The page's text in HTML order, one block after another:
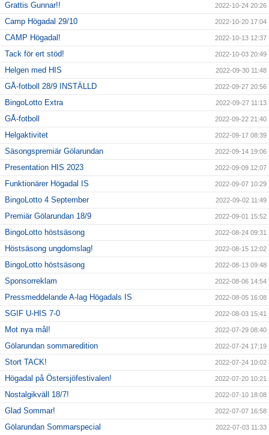
Grattis Gunnar!! 2022-10-24 20:26
Camp Högadal 29/10 2022-10-20 17:04
CAMP Högadal! 2022-10-13 12:37
Tack för ert stöd! 2022-10-03 20:49
Helgen med HIS 2022-09-30 11:48
GÅ-fotboll 28/9 INSTÄLLD 2022-09-27 20:56
BingoLotto Extra 2022-09-27 11:13
GÅ-fotboll 2022-09-22 21:40
Helgaktivitet 2022-09-17 08:39
Säsongspremiär Gölarundan 2022-09-14 19:06
Presentation HIS 2023 2022-09-09 12:07
Funktionärer Högadal IS 2022-09-07 10:29
BingoLotto 4 September 2022-09-02 11:49
Premiär Gölarundan 18/9 2022-09-01 15:52
BingoLotto höstsäsong 2022-08-24 09:31
Höstsäsong ungdomslag! 2022-08-15 12:02
BingoLotto höstsäsong 2022-08-13 09:48
Sponsorreklam 2022-08-06 14:54
Pressmeddelande A-lag Högadals IS 2022-08-05 16:08
SGIF U-HIS 7-0 2022-08-03 15:41
Mot nya mål! 2022-07-29 08:40
Gölarundan sommaredition 2022-07-24 17:19
Stort TACK! 2022-07-24 10:02
Högadal på Östersjöfestivalen! 2022-07-20 10:21
Nostalgikväll 18/7! 2022-07-10 18:08
Glad Sommar! 2022-07-07 16:58
Gölarundan Sommarspecial 2022-07-03 11:33